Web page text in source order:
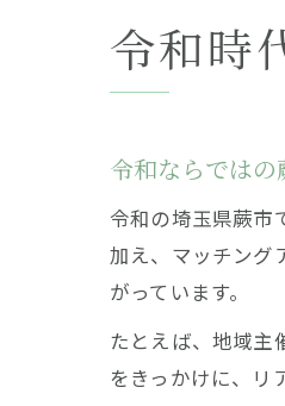
令和時
令和ならではの
令和の埼玉県蕨市
加え、マッチング
がっています。
たとえば、地域主
をきっかけに、リ